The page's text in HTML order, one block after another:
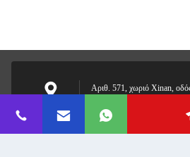
Αριθ. 571, χωριό Xinan,